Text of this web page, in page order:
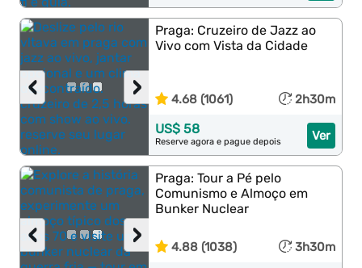
›
‹
Praga: Cruzeiro de Jazz ao
Vivo com Vista da Cidade
4.68 (1061) 2h30m
Ver
US$ 58
Reserve agora e pague depois
›
‹
Praga: Tour a Pé pelo
Comunismo e Almoço em
Bunker Nuclear
4.88 (1038) 3h30m